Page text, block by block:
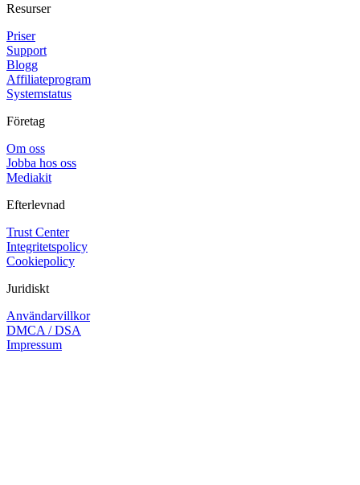
Resurser
Priser
Support
Blogg
Affiliateprogram
Systemstatus
Företag
Om oss
Jobba hos oss
Mediakit
Efterlevnad
Trust Center
Integritetspolicy
Cookiepolicy
Juridiskt
Användarvillkor
DMCA / DSA
Impressum